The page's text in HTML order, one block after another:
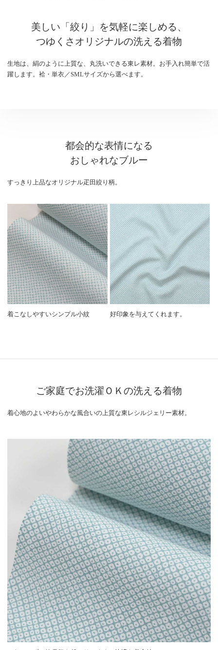
美しい「絞り」を気軽に楽しめる、
つゆくさオリジナルの洗える着物
生地は、絹のように上質な、丸洗いできる東レ素材。お手入れ簡単で活
躍します。袷・単衣／SMLサイズから選べます。
都会的な表情になる
おしゃれなブルー
すっきり上品なオリジナル疋田絞り柄。
着こなしやすいシンプル小紋 好印象を与えてくれます。
ご家庭でお洗濯ＯＫの洗える着物
着心地のよいやわらかな風合いの上質な東レシルジェリー素材。